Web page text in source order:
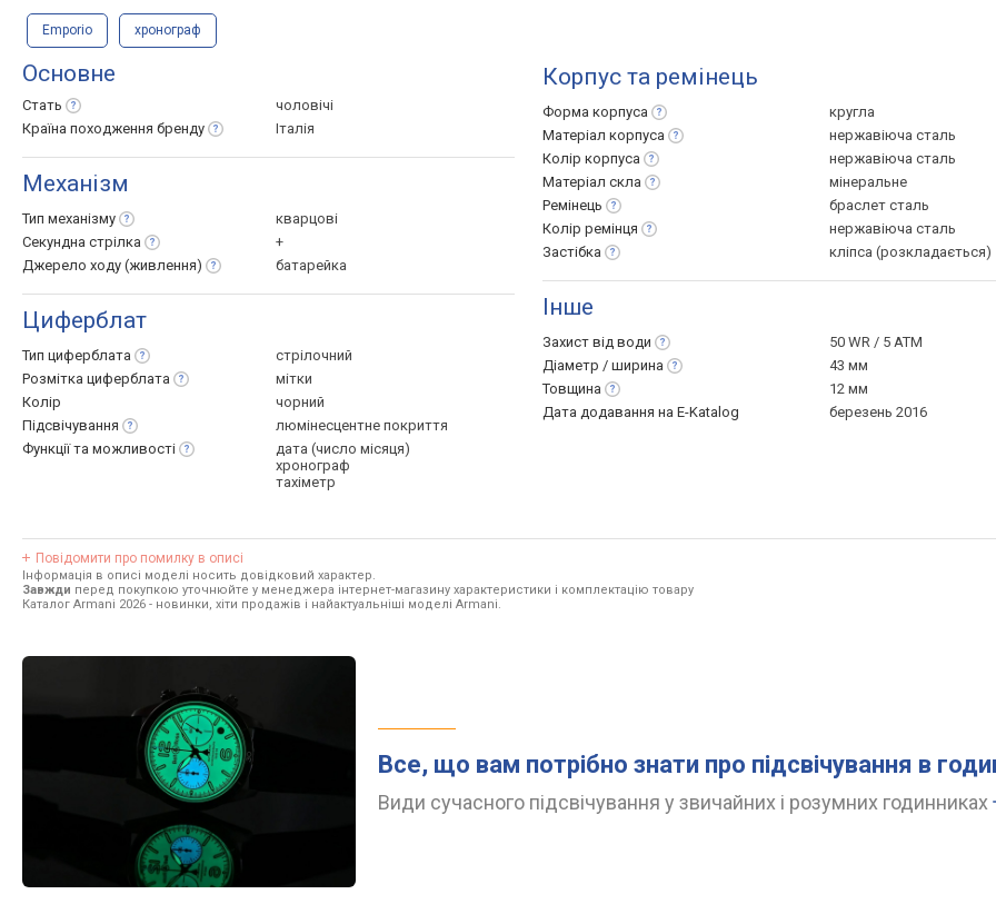
Emporio хронограф
Основне
Стать
чоловічі
Країна походження бренду Італія
Механізм
Тип механізму
кварцові
Секундна стрілка
+
Джерело ходу (живлення) батарейка
Циферблат
Тип циферблата
стрілочний
Розмітка циферблата
мітки
Колір
чорний
Підсвічування
люмінесцентне покриття
Функції та можливості
дата (число місяця)
хронограф
тахіметр
Корпус та ремінець
Форма корпуса
кругла
Матеріал корпуса
нержавіюча сталь
Колір корпуса
нержавіюча сталь
Матеріал скла
мінеральне
Ремінець
браслет сталь
Колір ремінця
нержавіюча сталь
Застібка
кліпса (розкладається)
Інше
Захист від води
50 WR / 5 ATM
Діаметр / ширина
43 мм
Товщина
12 мм
Дата додавання на E-Katalog
березень 2016
Повідомити про помилку в описі
Інформація в описі моделі носить довідковий характер.
Завжди перед покупкою уточнюйте у менеджера інтернет-магазину характеристики і комплектацію товару
Каталог Armani 2026 - новинки, хіти продажів і найактуальніші моделі Armani.
Все, що вам потрібно знати про підсвічування в
Види сучасного підсвічування у звичайних і розумних годинниках